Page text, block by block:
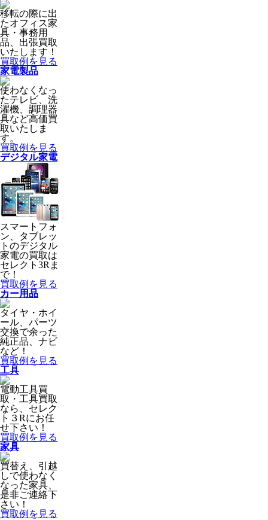
移転の際に出
たオフィス家
具・事務用
品、出張買取
いたします！
買取例を見る
家電製品
使わなくなっ
たテレビ、洗
濯機、調理器
具など高価買
取いたしま
す。
買取例を見る
デジタル家電
スマートフォ
ン、タブレッ
トのデジタル
家電の買取は
セレクト3Rま
で！
買取例を見る
カー用品
タイヤ・ホイ
ール、パーツ
交換で余った
純正品、ナビ
など！
買取例を見る
工具
電動工具買
取・工具買取
なら、セレク
ト３Rにお任
せ下さい！
買取例を見る
家具
買替え、引越
しで使わなく
なった家具、
是非ご連絡下
さい！
買取例を見る